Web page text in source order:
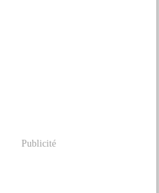
Publicité